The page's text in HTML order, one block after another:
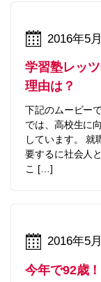
2016年5
学習塾レッ
理由は？
下記のムービー
では、高校生に
しています。 就
要するに社会人
こ […]
2016年5
今年で92歳